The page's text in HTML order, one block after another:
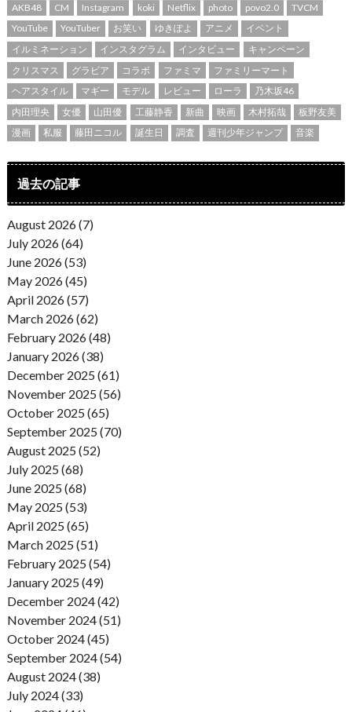
AKB48 CM Instagram koki Netflix photo povo2.0
TVCM
YouTube
YouTuber お笑い ゆきぽよ アニメ
イベント
イルミネーション
インスタグラム インタビュー
キャンペーン
クリスマス
グラビア コラボ ファミマ
ファミリーマート
ヘアスタイル
マギー モデル レビュー ローラ
乃木坂46
内田理央
女優 山田優 工藤静香 新曲 映画 木村拓哉
板野友美
漫画
私服 藤田ニコル 誕生日 調査 週刊少年ジャンプ 音楽
過去の記事
August 2026 (7)
July 2026 (64)
June 2026 (53)
May 2026 (45)
April 2026 (57)
March 2026 (62)
February 2026 (48)
January 2026 (38)
December 2025 (61)
November 2025 (56)
October 2025 (65)
September 2025 (70)
August 2025 (52)
July 2025 (68)
June 2025 (68)
May 2025 (53)
April 2025 (65)
March 2025 (51)
February 2025 (54)
January 2025 (49)
December 2024 (42)
November 2024 (51)
October 2024 (45)
September 2024 (54)
August 2024 (38)
July 2024 (33)